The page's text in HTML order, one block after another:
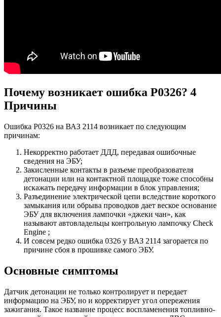
Почему возникает ошибка P0326? 4
Причины
Ошибка P0326 на ВАЗ 2114 возникает по следующим
причинам:
Некорректно работает ДДД, передавая ошибочные
сведения на ЭБУ;
Закисленные контакты в разъеме преобразователя
детонации или на контактной площадке тоже способны
искажать передачу информации в блок управления;
Разъединение электрической цепи вследствие короткого
замыкания или обрыва проводков дает веское основание
ЭБУ для включения лампочки «джеки чан», как
называют автовладельцы контрольную лампочку Check
Engine ;
И совсем редко ошибка 0326 у ВАЗ 2114 загорается по
причине сбоя в прошивке самого ЭБУ.
Основные симптомы
Датчик детонации не только контролирует и передает
информацию на ЭБУ, но и корректирует угол опережения
зажигания. Такое название процесс воспламенения топливно-